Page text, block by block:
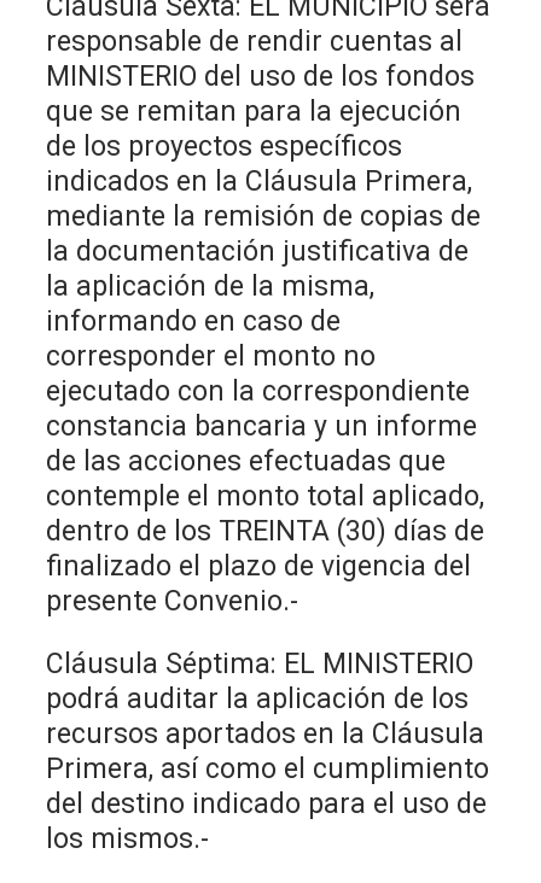
responsable de rendir cuentas al
MINISTERIO del uso de los fondos
que se remitan para la ejecución
de los proyectos específicos
indicados en la Cláusula Primera,
mediante la remisión de copias de
la documentación justificativa de
la aplicación de la misma,
informando en caso de
corresponder el monto no
ejecutado con la correspondiente
constancia bancaria y un informe
de las acciones efectuadas que
contemple el monto total aplicado,
dentro de los TREINTA (30) días de
finalizado el plazo de vigencia del
presente Convenio.-
Cláusula Séptima: EL MINISTERIO
podrá auditar la aplicación de los
recursos aportados en la Cláusula
Primera, así como el cumplimiento
del destino indicado para el uso de
los mismos.-